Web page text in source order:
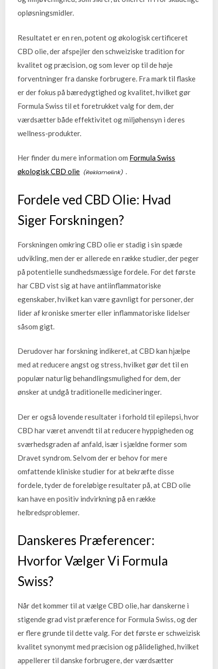
opløsningsmidler.
Resultatet er en ren, potent og økologisk certificeret
CBD olie, der afspejler den schweiziske tradition for
kvalitet og præcision, og som lever op til de høje
forventninger fra danske forbrugere. Fra mark til flaske
er der fokus på bæredygtighed og kvalitet, hvilket gør
Formula Swiss til et foretrukket valg for dem, der
værdsætter både effektivitet og miljøhensyn i deres
wellness-produkter.
Her finder du mere information om Formula Swiss
økologisk CBD olie
.
Fordele ved CBD Olie: Hvad
Siger Forskningen?
Forskningen omkring CBD olie er stadig i sin spæde
udvikling, men der er allerede en række studier, der peger
på potentielle sundhedsmæssige fordele. For det første
har CBD vist sig at have antiinflammatoriske
egenskaber, hvilket kan være gavnligt for personer, der
lider af kroniske smerter eller inflammatoriske lidelser
såsom gigt.
Derudover har forskning indikeret, at CBD kan hjælpe
med at reducere angst og stress, hvilket gør det til en
populær naturlig behandlingsmulighed for dem, der
ønsker at undgå traditionelle medicineringer.
Der er også lovende resultater i forhold til epilepsi, hvor
CBD har været anvendt til at reducere hyppigheden og
sværhedsgraden af anfald, især i sjældne former som
Dravet syndrom. Selvom der er behov for mere
omfattende kliniske studier for at bekræfte disse
fordele, tyder de foreløbige resultater på, at CBD olie
kan have en positiv indvirkning på en række
helbredsproblemer.
Danskeres Præferencer:
Hvorfor Vælger Vi Formula
Swiss?
Når det kommer til at vælge CBD olie, har danskerne i
stigende grad vist præference for Formula Swiss, og der
er flere grunde til dette valg. For det første er schweizisk
kvalitet synonymt med præcision og pålidelighed, hvilket
appellerer til danske forbrugere, der værdsætter